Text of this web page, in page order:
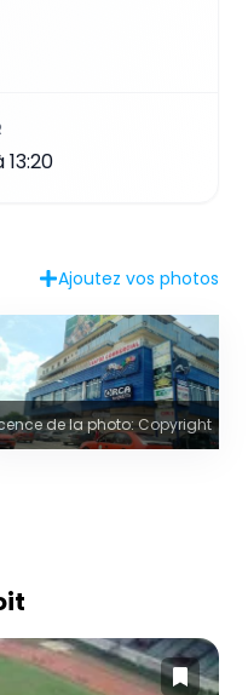
Ajoutez vos photos
de la photo: Copyright